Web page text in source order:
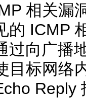
相关漏
的 ICMP
过向广播
目标网络
Reply